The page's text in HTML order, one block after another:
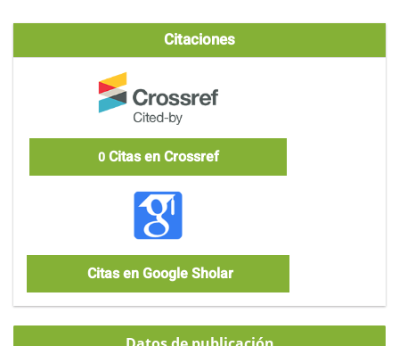
Citaciones
0Citas en Crossref
Citas en Google Sholar